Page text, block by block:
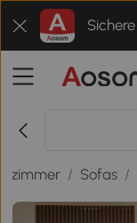
/ Sofas /